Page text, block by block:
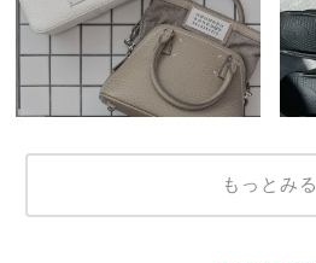
もっとみる